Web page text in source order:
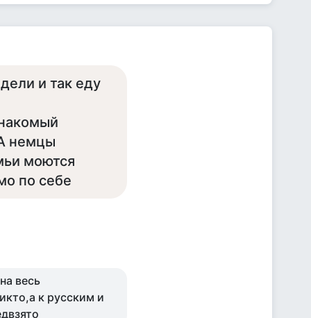
и так еду
немцы
моются
по себе
весь
к русским и